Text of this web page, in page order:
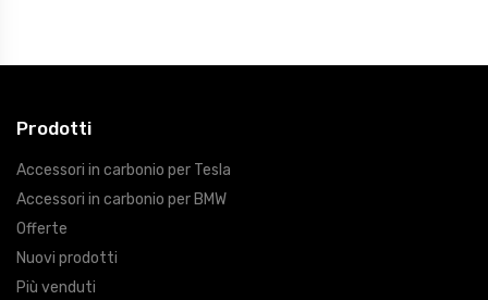
Prodotti
Accessori in carbonio per Tesla
Accessori in carbonio per BMW
Offerte
Nuovi prodotti
Più venduti